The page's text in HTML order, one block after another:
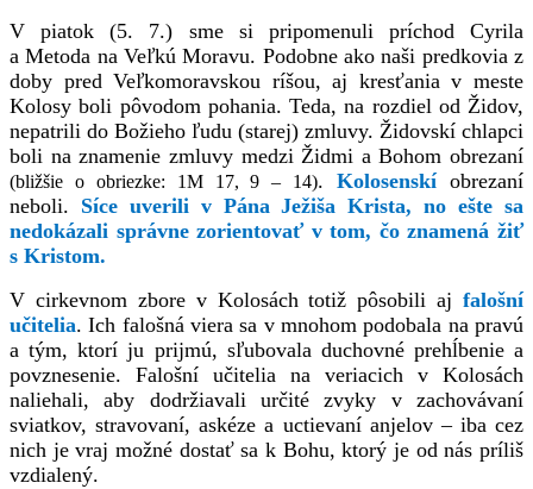
V piatok (5. 7.) sme si pripomenuli príchod Cyrila
a Metoda na Veľkú Moravu. Podobne ako naši predkovia z
doby pred Veľkomoravskou ríšou, aj kresťania v meste
Kolosy boli pôvodom pohania. Teda, na rozdiel od Židov,
nepatrili do Božieho ľudu (starej) zmluvy. Židovskí chlapci
boli na znamenie zmluvy medzi Židmi a Bohom obrezaní
(bližšie o obriezke: 1M 17, 9 – 14).Kolosenskíobrezaní
neboli. Síce uverili v Pána Ježiša Krista, no ešte sa
nedokázali správne zorientovať v tom, čo znamená žiť
s Kristom.
V cirkevnom zbore v Kolosách totiž pôsobili aj falošní
učitelia. Ich falošná viera sa v mnohom podobala na pravú
a tým, ktorí ju prijmú, sľubovala duchovné prehĺbenie a
povznesenie. Falošní učitelia na veriacich v Kolosách
naliehali, aby dodržiavali určité zvyky v zachovávaní
sviatkov, stravovaní, askéze a uctievaní anjelov – iba cez
nich je vraj možné dostať sa k Bohu, ktorý je od nás príliš
vzdialený.